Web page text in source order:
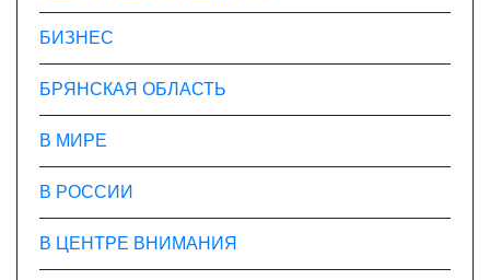
БИЗНЕС
БРЯНСКАЯ ОБЛАСТЬ
В МИРЕ
В РОССИИ
В ЦЕНТРЕ ВНИМАНИЯ